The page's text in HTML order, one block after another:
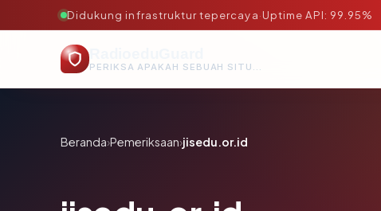
Didukung infrastruktur tepercaya·Uptime API: 99.95%
PERIKSA APAKAH SEBUAH SITUS AMAN, TEPERCAYA, DAN TERVERIFIKASI DALAM HITUNGAN DETIK.
Beranda›Pemeriksaan›jisedu.or.id